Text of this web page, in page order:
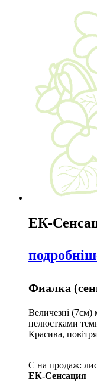
ЕК-
Фиалка
Величезні (7см)
пелюстками
Красива,
Є на продаж:
ЕК-Сенсация